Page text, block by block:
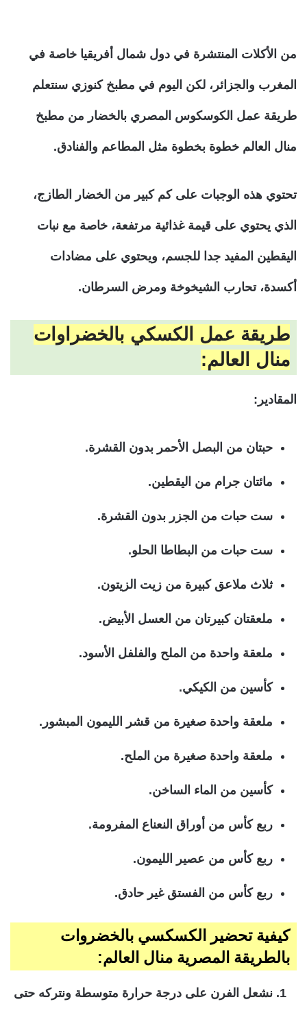
من الأكلات المنتشرة في دول شمال أفريقيا خاصة في
المغرب والجزائر، لكن اليوم في مطبخ كنوزي سنتعلم
طريقة عمل الكوسكوس المصري بالخضار من مطبخ
منال العالم خطوة بخطوة مثل المطاعم والفنادق.
تحتوي هذه الوجبات على كم كبير من الخضار الطازج،
الذي يحتوي على قيمة غذائية مرتفعة، خاصة مع نبات
اليقطين المفيد جدا للجسم، ويحتوي على مضادات
أكسدة، تحارب الشيخوخة ومرض السرطان.
طريقة عمل الكسكي بالخضراوات
منال العالم:
المقادير:
حبتان من البصل الأحمر بدون القشرة.
مائتان جرام من اليقطين.
ست حبات من الجزر بدون القشرة.
ست حبات من البطاطا الحلو.
ثلاث ملاعق كبيرة من زيت الزيتون.
ملعقتان كبيرتان من العسل الأبيض.
ملعقة واحدة من الملح والفلفل الأسود.
كأسين من الكيكي.
ملعقة واحدة صغيرة من قشر الليمون المبشور.
ملعقة واحدة صغيرة من الملح.
كأسين من الماء الساخن.
ربع كأس من أوراق النعناع المفرومة.
ربع كأس من عصير الليمون.
ربع كأس من الفستق غير حادق.
كيفية تحضير الكسكسي بالخضروات
بالطريقة المصرية منال العالم:
نشعل الفرن على درجة حرارة متوسطة ونتركه حتى